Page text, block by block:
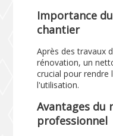
Importance
chantier
Après des travaux
rénovation, un
crucial pour rendre
l'utilisation.
Avantages du
professionnel